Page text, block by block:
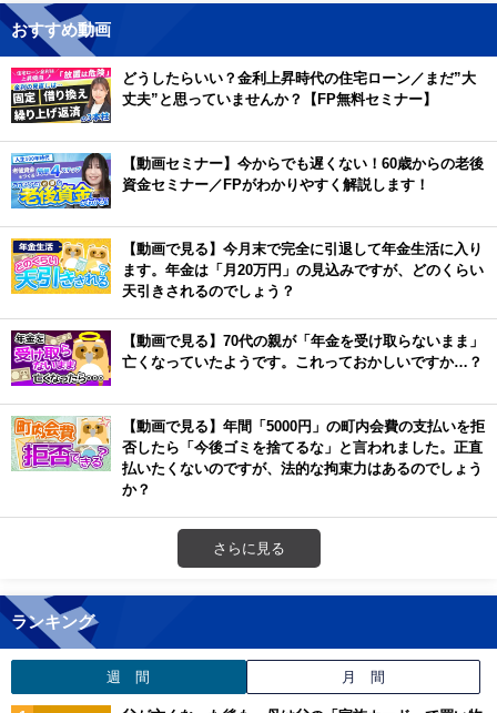
おすすめ動画
どうしたらいい？金利上昇時代の住宅ローン／まだ”大
丈夫”と思っていませんか？【FP無料セミナー】
【動画セミナー】今からでも遅くない！60歳からの老後
資金セミナー／FPがわかりやすく解説します！
【動画で見る】今月末で完全に引退して年金生活に入り
ます。年金は「月20万円」の見込みですが、どのくらい
天引きされるのでしょう？
【動画で見る】70代の親が「年金を受け取らないまま」
亡くなっていたようです。これっておかしいですか…？
【動画で見る】年間「5000円」の町内会費の支払いを拒
否したら「今後ゴミを捨てるな」と言われました。正直
払いたくないのですが、法的な拘束力はあるのでしょう
か？
さらに見る
ランキング
週 間 月 間